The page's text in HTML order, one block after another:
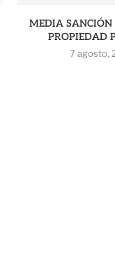
MEDIA SANCIÓN
PROPIEDAD
7 agosto,